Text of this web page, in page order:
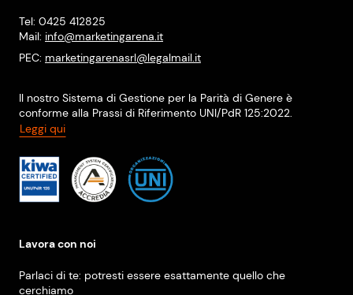
Tel: 0425 412825
Mail: info@marketingarena.it
PEC: marketingarenasrl@legalmail.it
Il nostro Sistema di Gestione per la Parità di Genere è
conforme alla Prassi di Riferimento UNI/PdR 125:2022.
Leggi qui
Lavora con noi
Parlaci di te: potresti essere esattamente quello che
cerchiamo